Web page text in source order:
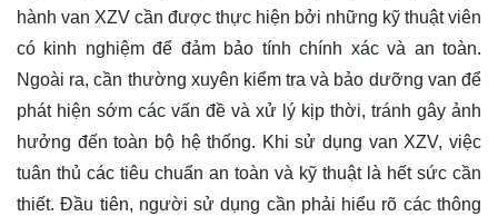
hành van XZV cần được thực hiện bởi những kỹ thuật viên
có kinh nghiệm để đảm bảo tính chính xác và an toàn.
Ngoài ra, cần thường xuyên kiểm tra và bảo dưỡng van để
phát hiện sớm các vấn đề và xử lý kịp thời, tránh gây ảnh
hưởng đến toàn bộ hệ thống. Khi sử dụng van XZV, việc
tuân thủ các tiêu chuẩn an toàn và kỹ thuật là hết sức cần
thiết. Đầu tiên, người sử dụng cần phải hiểu rõ các thông